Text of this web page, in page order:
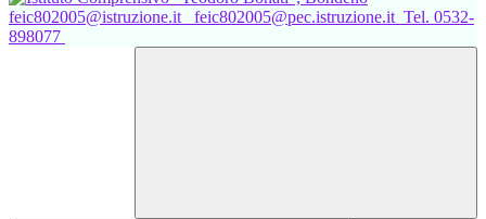
feic802005@istruzione.it feic802005@pec.istruzione.it Tel. 0532-
898077